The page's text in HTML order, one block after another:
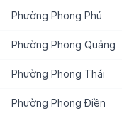
Phường Phong Phú
Phường Phong Quảng
Phường Phong Thái
Phường Phong Điền